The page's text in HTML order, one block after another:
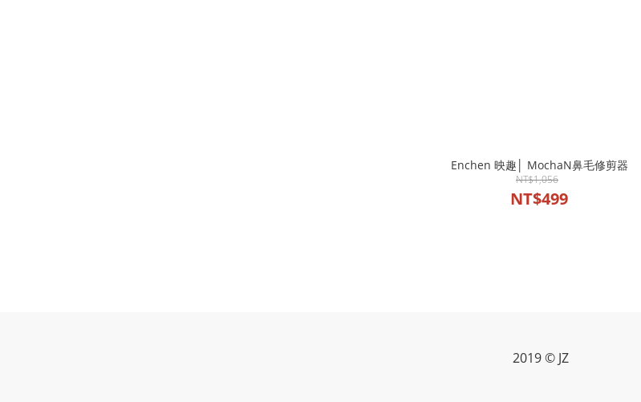
Enchen 映趣│ MochaN鼻毛修剪器
NT$1,056
NT$499
2019 © JZ